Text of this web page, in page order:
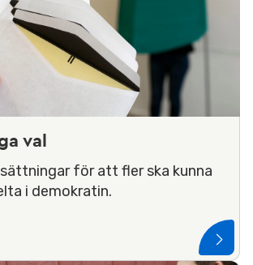
val
för att fler ska kunna
i demokratin.